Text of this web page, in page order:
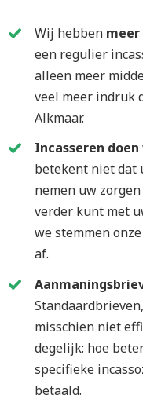
Wij hebben
een regulier
alleen meer
veel meer indruk
Alkmaar.
Incasseren
betekent niet dat
nemen uw
verder kunt met
we stemmen
af.
misschien niet
degelijk: hoe
specifieke
betaald.